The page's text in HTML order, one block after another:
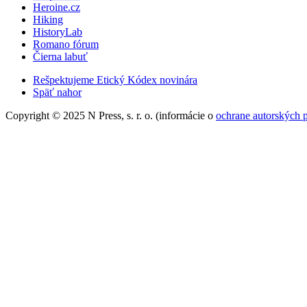
Heroine.cz
Hiking
HistoryLab
Romano fórum
Čierna labuť
Rešpektujeme Etický Kódex novinára
Späť nahor
Copyright © 2025 N Press, s. r. o. (informácie o ochrane autorských